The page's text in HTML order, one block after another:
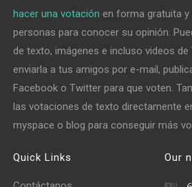
hacer una votación en forma gratuita
personas para conocer su opinión.
de texto, imágenes e incluso videos de
enviarla a tus amigos por e-mail,
Facebook o Twitter para que voten.
las votaciones de texto directamente
myspace o blog para conseguir más
Quick Links Our